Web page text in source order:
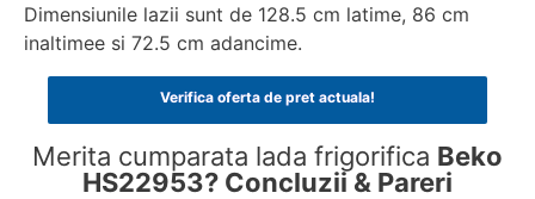
Dimensiunile lazii sunt de 128.5 cm latime, 86 cm
inaltimee si 72.5 cm adancime.
Verifica oferta de pret actuala!
Merita cumparata lada frigorifica Beko
HS22953? Concluzii & Pareri